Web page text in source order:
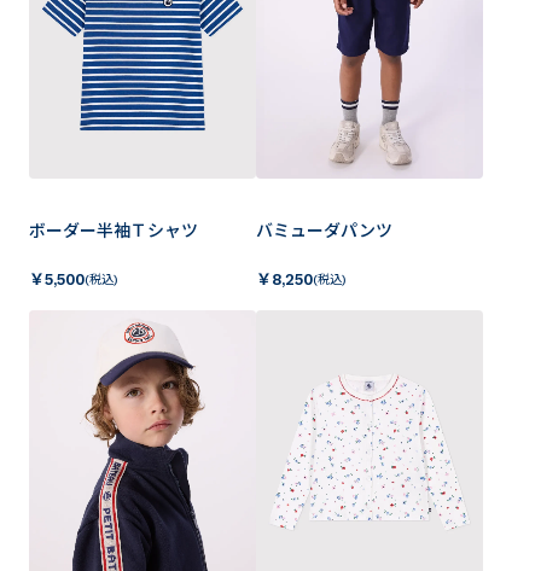
ボーダー半袖Ｔシャツ
￥5,500(税込)
バミューダパンツ
￥ 8,250(税込)